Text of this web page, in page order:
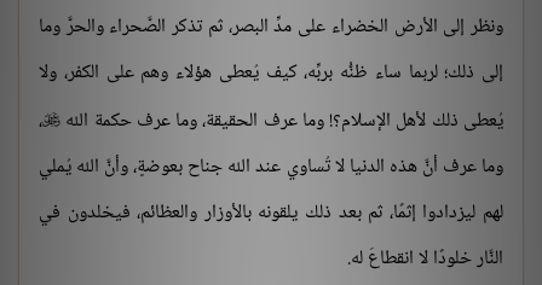
ونظر إلى الأرض الخضراء على مدِّ البصر، ثم تذكر الصَّحراء والحرَّ وما
إلى ذلك؛ لربما ساء ظنُّه بربِّه، كيف يُعطى هؤلاء وهم على الكفر، ولا
يُعطى ذلك لأهل الإسلام؟! وما عرف الحقيقة، وما عرف حكمة الله ،
وما عرف أنَّ هذه الدنيا لا تُساوي عند الله جناح بعوضةٍ، وأنَّ الله يُملي
لهم ليزدادوا إثمًا، ثم بعد ذلك يلقونه بالأوزار والعظائم، فيخلدون في
النَّار خلودًا لا انقطاعَ له.